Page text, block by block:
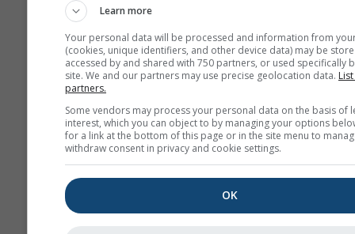
Termika
Cross-section
Learn more
Your personal data will be processed and information from
(cookies, unique identifiers, and other device data) may be
accessed by and shared with 750 partners, or used specifically
site. We and our partners may use precise geolocation data.
partners.
Some vendors may process your personal data on the basis of
interest, which you can object to by managing your options
for a link at the bottom of this page or in the site menu to
withdraw consent in privacy and cookie settings.
OK